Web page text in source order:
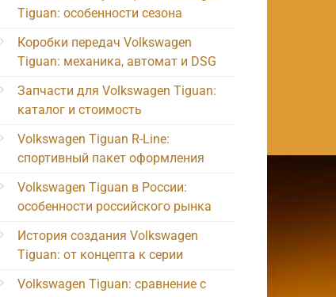
Tiguan: особенности сезона
Коробки передач Volkswagen
Tiguan: механика, автомат и DSG
Запчасти для Volkswagen Tiguan:
каталог и стоимость
Volkswagen Tiguan R-Line:
спортивный пакет оформления
Volkswagen Tiguan в России:
особенности российского рынка
История создания Volkswagen
Tiguan: от концепта к серии
Volkswagen Tiguan: сравнение с